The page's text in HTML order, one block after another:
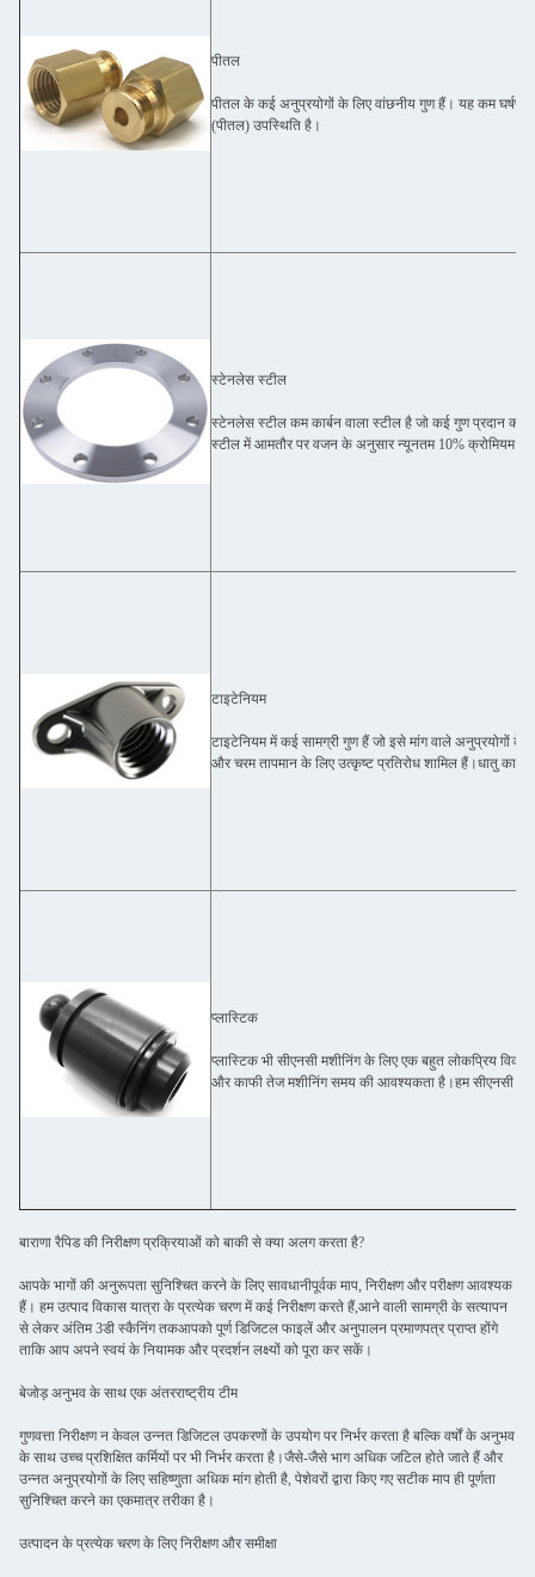
पीतल
पीतल के कई अनुप्रयोगों के लिए वांछनीय गुण हैं। यह कम घर्षण
(पीतल) उपस्थिति है।
स्टेनलेस स्टील
स्टेनलेस स्टील कम कार्बन वाला स्टील है जो कई गुण प्रदान
स्टील में आमतौर पर वजन के अनुसार न्यूनतम 10% क्रोमियम
टाइटेनियम
टाइटेनियम में कई सामग्री गुण हैं जो इसे मांग वाले अनुप्रयोगों के
और चरम तापमान के लिए उत्कृष्ट प्रतिरोध शामिल हैं।धातु का
प्लास्टिक
प्लास्टिक भी सीएनसी मशीनिंग के लिए एक बहुत लोकप्रिय
और काफी तेज मशीनिंग समय की आवश्यकता है।हम सीएनसी
बाराणा रैपिड की निरीक्षण प्रक्रियाओं को बाकी से क्या अलग करता है?
आपके भागों की अनुरूपता सुनिश्चित करने के लिए सावधानीपूर्वक माप, निरीक्षण और परीक्षण आवश्यक
हैं। हम उत्पाद विकास यात्रा के प्रत्येक चरण में कई निरीक्षण करते हैं,आने वाली सामग्री के सत्यापन
से लेकर अंतिम 3डी स्कैनिंग तकआपको पूर्ण डिजिटल फाइलें और अनुपालन प्रमाणपत्र प्राप्त होंगे
ताकि आप अपने स्वयं के नियामक और प्रदर्शन लक्ष्यों को पूरा कर सकें।
बेजोड़ अनुभव के साथ एक अंतरराष्ट्रीय टीम
गुणवत्ता निरीक्षण न केवल उन्नत डिजिटल उपकरणों के उपयोग पर निर्भर करता है बल्कि वर्षों के अनुभव
के साथ उच्च प्रशिक्षित कर्मियों पर भी निर्भर करता है।जैसे-जैसे भाग अधिक जटिल होते जाते हैं और
उन्नत अनुप्रयोगों के लिए सहिष्णुता अधिक मांग होती है, पेशेवरों द्वारा किए गए सटीक माप ही पूर्णता
सुनिश्चित करने का एकमात्र तरीका है।
उत्पादन के प्रत्येक चरण के लिए निरीक्षण और समीक्षा